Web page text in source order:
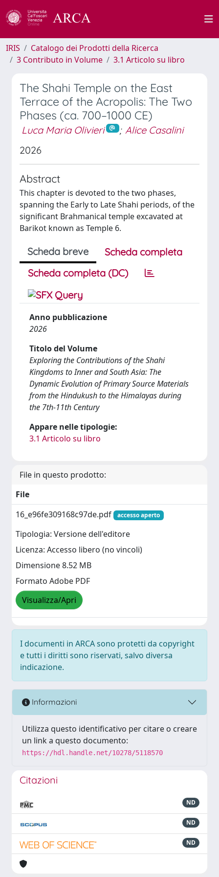
IRIS
Catalogo dei Prodotti della Ricerca
3 Contributo in Volume
3.1 Articolo su libro
The Shahi Temple on the East
Terrace of the Acropolis: The Two
Phases (ca. 700–1000 CE)
Luca Maria Olivieri ; Alice Casalini
2026
Abstract
This chapter is devoted to the two phases,
spanning the Early to Late Shahi periods, of the
significant Brahmanical temple excavated at
Barikot known as Temple 6.
Scheda breve
Scheda completa
Scheda completa (DC)
Anno pubblicazione
2026
Titolo del Volume
Exploring the Contributions of the Shahi
Kingdoms to Inner and South Asia: The
Dynamic Evolution of Primary Source Materials
from the Hindukush to the Himalayas during
the 7th-11th Century
Appare nelle tipologie:
3.1 Articolo su libro
File in questo prodotto:
File
16_e96fe309168c97de.pdf
accesso aperto
Tipologia: Versione dell'editore
Licenza: Accesso libero (no vincoli)
Dimensione 8.52 MB
Formato Adobe PDF
Visualizza/Apri
I documenti in ARCA sono protetti da copyright
e tutti i diritti sono riservati, salvo diversa
indicazione.
Informazioni
Utilizza questo identificativo per citare o creare
un link a questo documento:
https://hdl.handle.net/10278/5118570
Citazioni
ND
ND
ND